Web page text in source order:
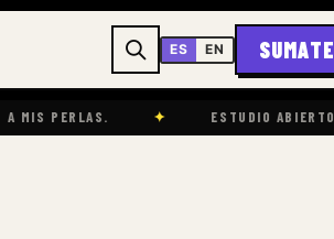
ES EN SUMATE
✦ ESTUDIO ABIERTO ✦